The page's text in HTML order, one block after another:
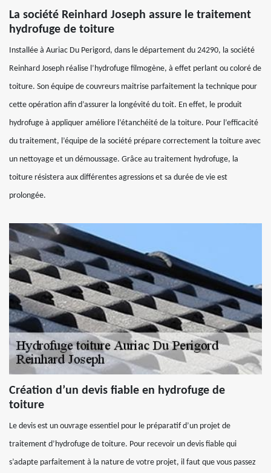
La société Reinhard Joseph assure le traitement
hydrofuge de toiture
Installée à Auriac Du Perigord, dans le département du 24290, la société
Reinhard Joseph réalise l’hydrofuge filmogène, à effet perlant ou coloré de
toiture. Son équipe de couvreurs maitrise parfaitement la technique pour
cette opération afin d’assurer la longévité du toit. En effet, le produit
hydrofuge à appliquer améliore l’étanchéité de la toiture. Pour l’efficacité
du traitement, l’équipe de la société prépare correctement la toiture avec
un nettoyage et un démoussage. Grâce au traitement hydrofuge, la
toiture résistera aux différentes agressions et sa durée de vie est
prolongée.
Création d’un devis fiable en hydrofuge de
toiture
Le devis est un ouvrage essentiel pour le préparatif d’un projet de
traitement d’hydrofuge de toiture. Pour recevoir un devis fiable qui
s’adapte parfaitement à la nature de votre projet, il faut que vous passez